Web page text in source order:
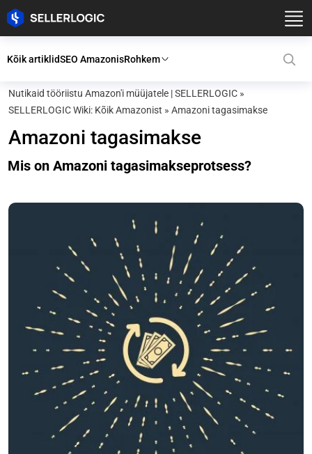
Kõik artiklidSEO AmazonisRohkem
Nutikaid tööriistu Amazon'i müüjatele | SELLERLOGIC »
SELLERLOGIC Wiki: Kõik Amazonist » Amazoni tagasimakse
Amazoni tagasimakse
Mis on Amazoni tagasimakseprotsess?